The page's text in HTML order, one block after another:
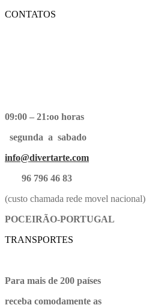
CONTATOS
09:00 – 21:oo horas
segunda a sabado
info@divertarte.com
96 796 46 83
(custo chamada rede movel nacional)
POCEIRÃO-PORTUGAL
TRANSPORTES
Para mais de 200 países
receba comodamente as